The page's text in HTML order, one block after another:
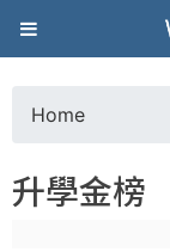
葳
格
高
o
Home
升學金榜